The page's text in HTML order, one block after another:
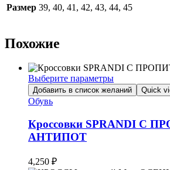
Размер 39, 40, 41, 42, 43, 44, 45
Похожие
Выберите параметры
Этот
товар
имеет
несколько
вариаций.
Опции
выбрать
Добавить в список желаний Quick
Обувь
Кроссовки SPRANDI С
АНТИПОТ
4,250 ₽